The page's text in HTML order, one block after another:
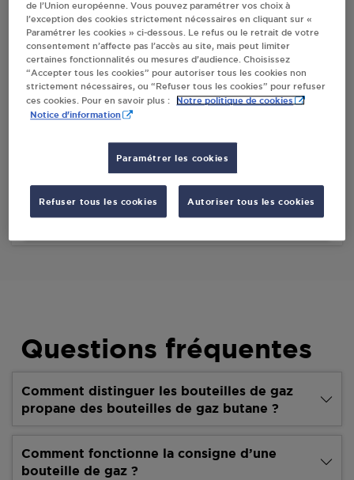
GARAGE LE VILLAGE WISSOUS
8-10 RUE DIVISION LECLERC
91320
WISSOUS
S'Y RENDRE
CARREFOUR CONTACT WISSOUS
S'Y RENDRE
Questions fréquentes
Comment distinguer les bouteilles de gaz
propane des bouteilles de gaz butane ?
Comment fonctionne la consigne d’une
bouteille de gaz ?
de l’Union européenne. Vous pouvez paramétrer vos choix à
l’exception des cookies strictement nécessaires en cliquant sur «
Paramétrer les cookies » ci-dessous. Le refus ou le retrait de votre
consentement n’affecte pas l’accès au site, mais peut limiter
certaines fonctionnalités ou mesures d’audience. Choisissez
“Accepter tous les cookies” pour autoriser tous les cookies non
strictement nécessaires, ou “Refuser tous les cookies” pour refuser
ces cookies. Pour en savoir plus :
Notre politique de cookies
Notice d'information
Paramétrer les cookies
Refuser tous les cookies Autoriser tous les cookies